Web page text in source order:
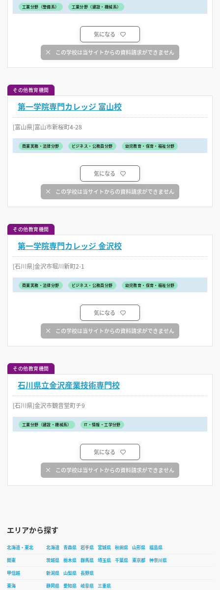
工業分野（整備系） 工業分野（建設・機械系）
気になる
この学校は当サイトからの資料請求ができません
その他教育機関
第一学院専門カレッジ 富山校
[富山県]富山市新桜町4-28
商業実務・法律分野 ビジネス・公務員分野 幼児教育・保育・福祉分野
気になる
この学校は当サイトからの資料請求ができません
その他教育機関
第一学院専門カレッジ 金沢校
[石川県]金沢市堀川新町2-1
商業実務・法律分野 ビジネス・公務員分野 幼児教育・保育・福祉分野
気になる
この学校は当サイトからの資料請求ができません
その他教育機関
石川県立金沢産業技術専門校
[石川県]金沢市観音堂町チ9
工業分野（建設・機械系） IT・情報・工学分野
気になる
この学校は当サイトからの資料請求ができません
エリアから探す
北海道・東北 北海道 青森県 岩手県 宮城県 秋田県 山形県
福島県
関東
茨城県 栃木県 群馬県 埼玉県 千葉県 東京都
神奈川県
甲信越
新潟県 山梨県
長野県
東海
静岡県 愛知県 岐阜県
三重県